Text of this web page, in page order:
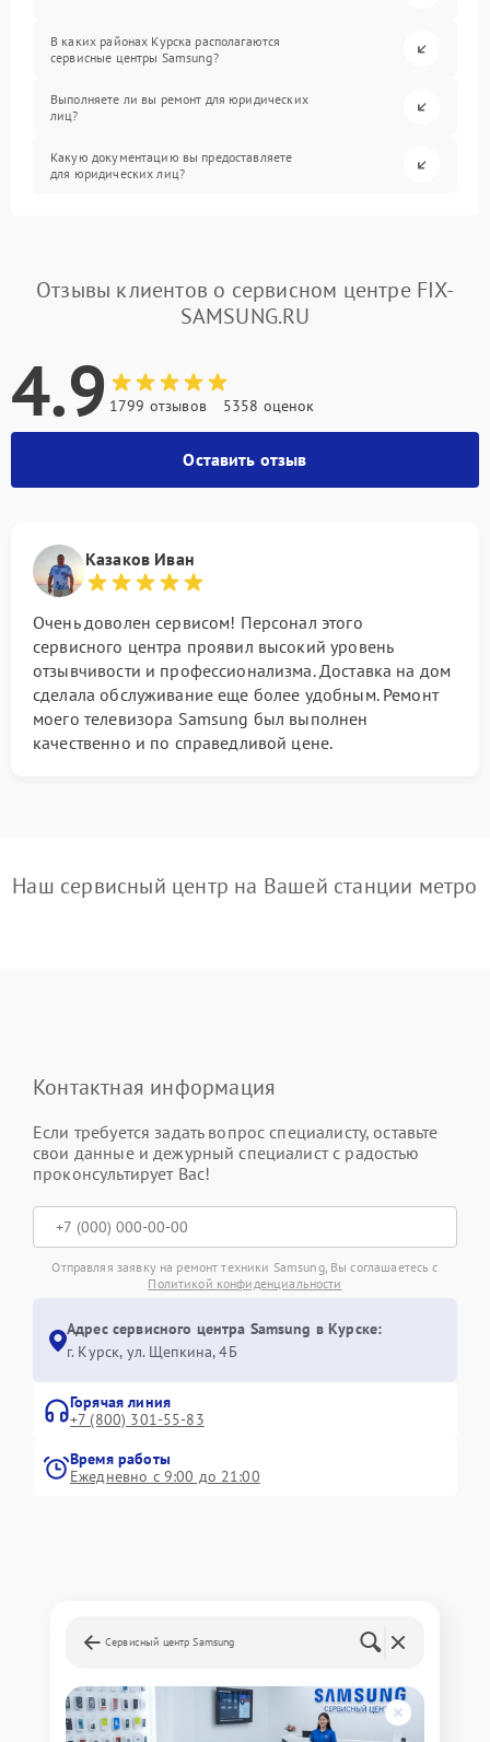
В каких районах Курска располагаются
сервисные центры Samsung?
Выполняете ли вы ремонт для юридических
лиц?
Какую документацию вы предоставляете
для юридических лиц?
Отзывы клиентов о сервисном центре FIX-
SAMSUNG.RU
4.9 1799 отзывов 5358 оценок
Оставить отзыв
Казаков Иван
Очень доволен сервисом! Персонал этого
сервисного центра проявил высокий уровень
отзывчивости и профессионализма. Доставка на дом
сделала обслуживание еще более удобным. Ремонт
моего телевизора Samsung был выполнен
качественно и по справедливой цене.
Наш сервисный центр на Вашей станции метро
Контактная информация
Если требуется задать вопрос специалисту, оставьте
свои данные и дежурный специалист с радостью
проконсультирует Вас!
Отправляя заявку на ремонт техники Samsung, Вы соглашаетесь с
Политикой конфиденциальности
Адрес сервисного центра Samsung в Курске:
г. Курск, ул. Щепкина, 4Б
Горячая линия
+7 (800) 301-55-83
Время работы
Ежедневно с 9:00 до 21:00
Сервисный центр Samsung